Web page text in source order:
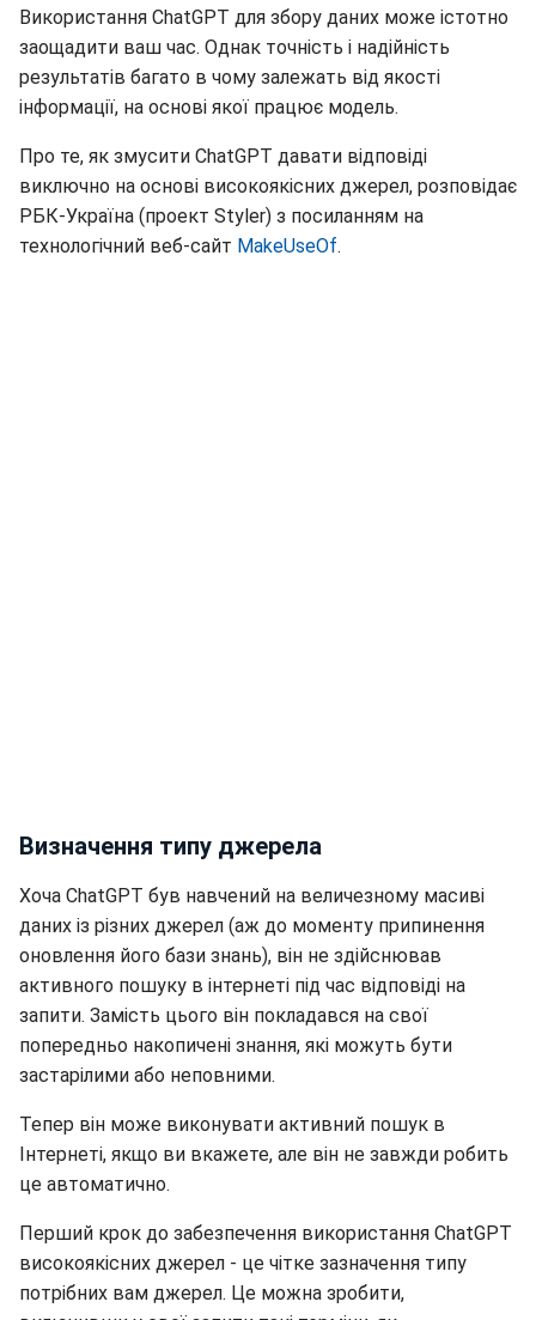
результатів багато в чому залежать від якості
інформації, на основі якої працює модель.
Про те, як змусити ChatGPT давати відповіді
РБК-Україна (проект Styler) з посиланням на
технологічний веб-сайтMakeUseOf .
Хоча ChatGPT був навчений на величезному масиві
оновлення його бази знань), він не здійснював
активного пошуку в інтернеті під час відповіді на
запити. Замість цього він покладався на свої
попередньо накопичені знання, які можуть бути
застарілими або неповними.
Тепер він може виконувати активний пошук в
це автоматично.
Перший крок до забезпечення використання ChatGPT
потрібних вам джерел. Це можна зробити,
включивши у свої запити такі терміни, як
"рецензовані", "академічні", "офіційні", "довірені",